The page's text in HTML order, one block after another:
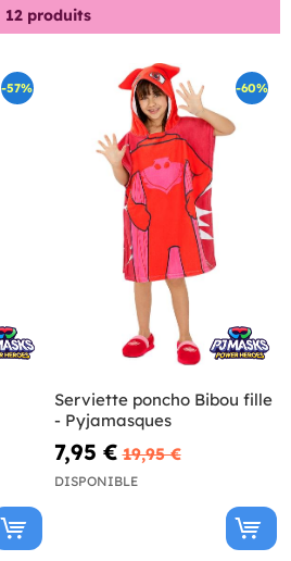
12produits
-57% -60%
Serviette poncho Bibou fille
- Pyjamasques
7,95 € 19,95 €
DISPONIBLE